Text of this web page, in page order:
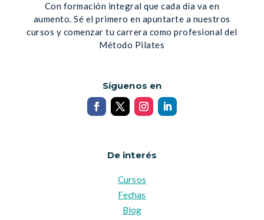
Con formación integral que cada día va en
aumento. Sé el primero en apuntarte a nuestros
cursos y comenzar tu carrera como profesional del
Método Pilates
Síguenos en
De interés
Cursos
Fechas
Blog